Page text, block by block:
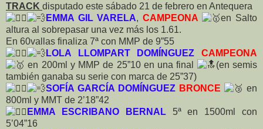
TRACK disputado este sábado 21 de febrero en Antequera
EMMA GIL VARELA, CAMPEONA
en Salto
altura al sobrepasar una vez más los 1.61.
En 60vallas finaliza 7ª con MMP de 9”55
LOLA LLOMPART DOMÍNGUEZ CAMPEONA
en 200ml y MMP de 25”10 en una final
(en semis
también ganaba su serie con marca de 25”37)
SOFÍA GARCÍA DOMÍNGUEZ BRONCE
en
800ml y MMT de 2’18”42
EMMA ESCRIBANO BERNAL5ª en 1500ml con
5’04”16